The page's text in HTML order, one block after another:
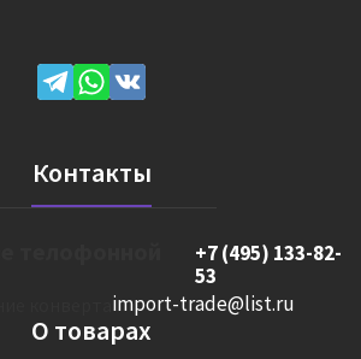
Контакты
+7 (495) 133-82-
53
import-trade@list.ru
О товарах